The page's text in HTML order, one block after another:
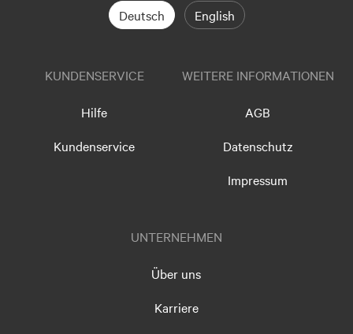
Deutsch English
KUNDENSERVICE
Hilfe
Kundenservice
WEITERE INFORMATIONEN
AGB
Datenschutz
Impressum
UNTERNEHMEN
Über uns
Karriere